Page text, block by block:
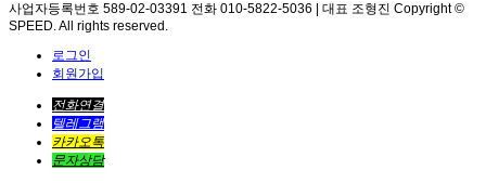
사업자등록번호 589-02-03391 전화 010-5822-5036 | 대표 조형진 Copyright ©
SPEED. All rights reserved.
로그인
회원가입
전화연결
텔레그램
카카오톡
문자상담